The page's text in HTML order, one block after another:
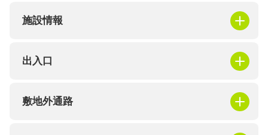
施設情報
出入口
敷地外通路